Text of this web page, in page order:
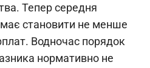
Тепер середня
має становити не менше
Водночас порядок
нормативно не